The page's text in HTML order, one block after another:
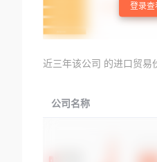
登录查
近三年该公司 的进口贸易
公司名称